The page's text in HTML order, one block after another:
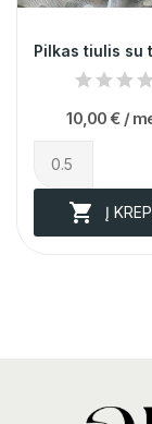
10,00 € /
 Į